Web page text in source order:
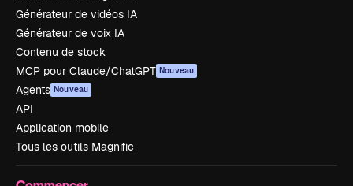
Générateur de vidéos IA
Générateur de voix IA
Contenu de stock
MCP pour Claude/ChatGPT Nouveau
Agents Nouveau
API
Application mobile
Tous les outils Magnific